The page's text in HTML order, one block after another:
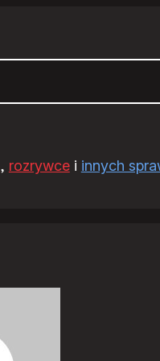
, rozrywcei innych